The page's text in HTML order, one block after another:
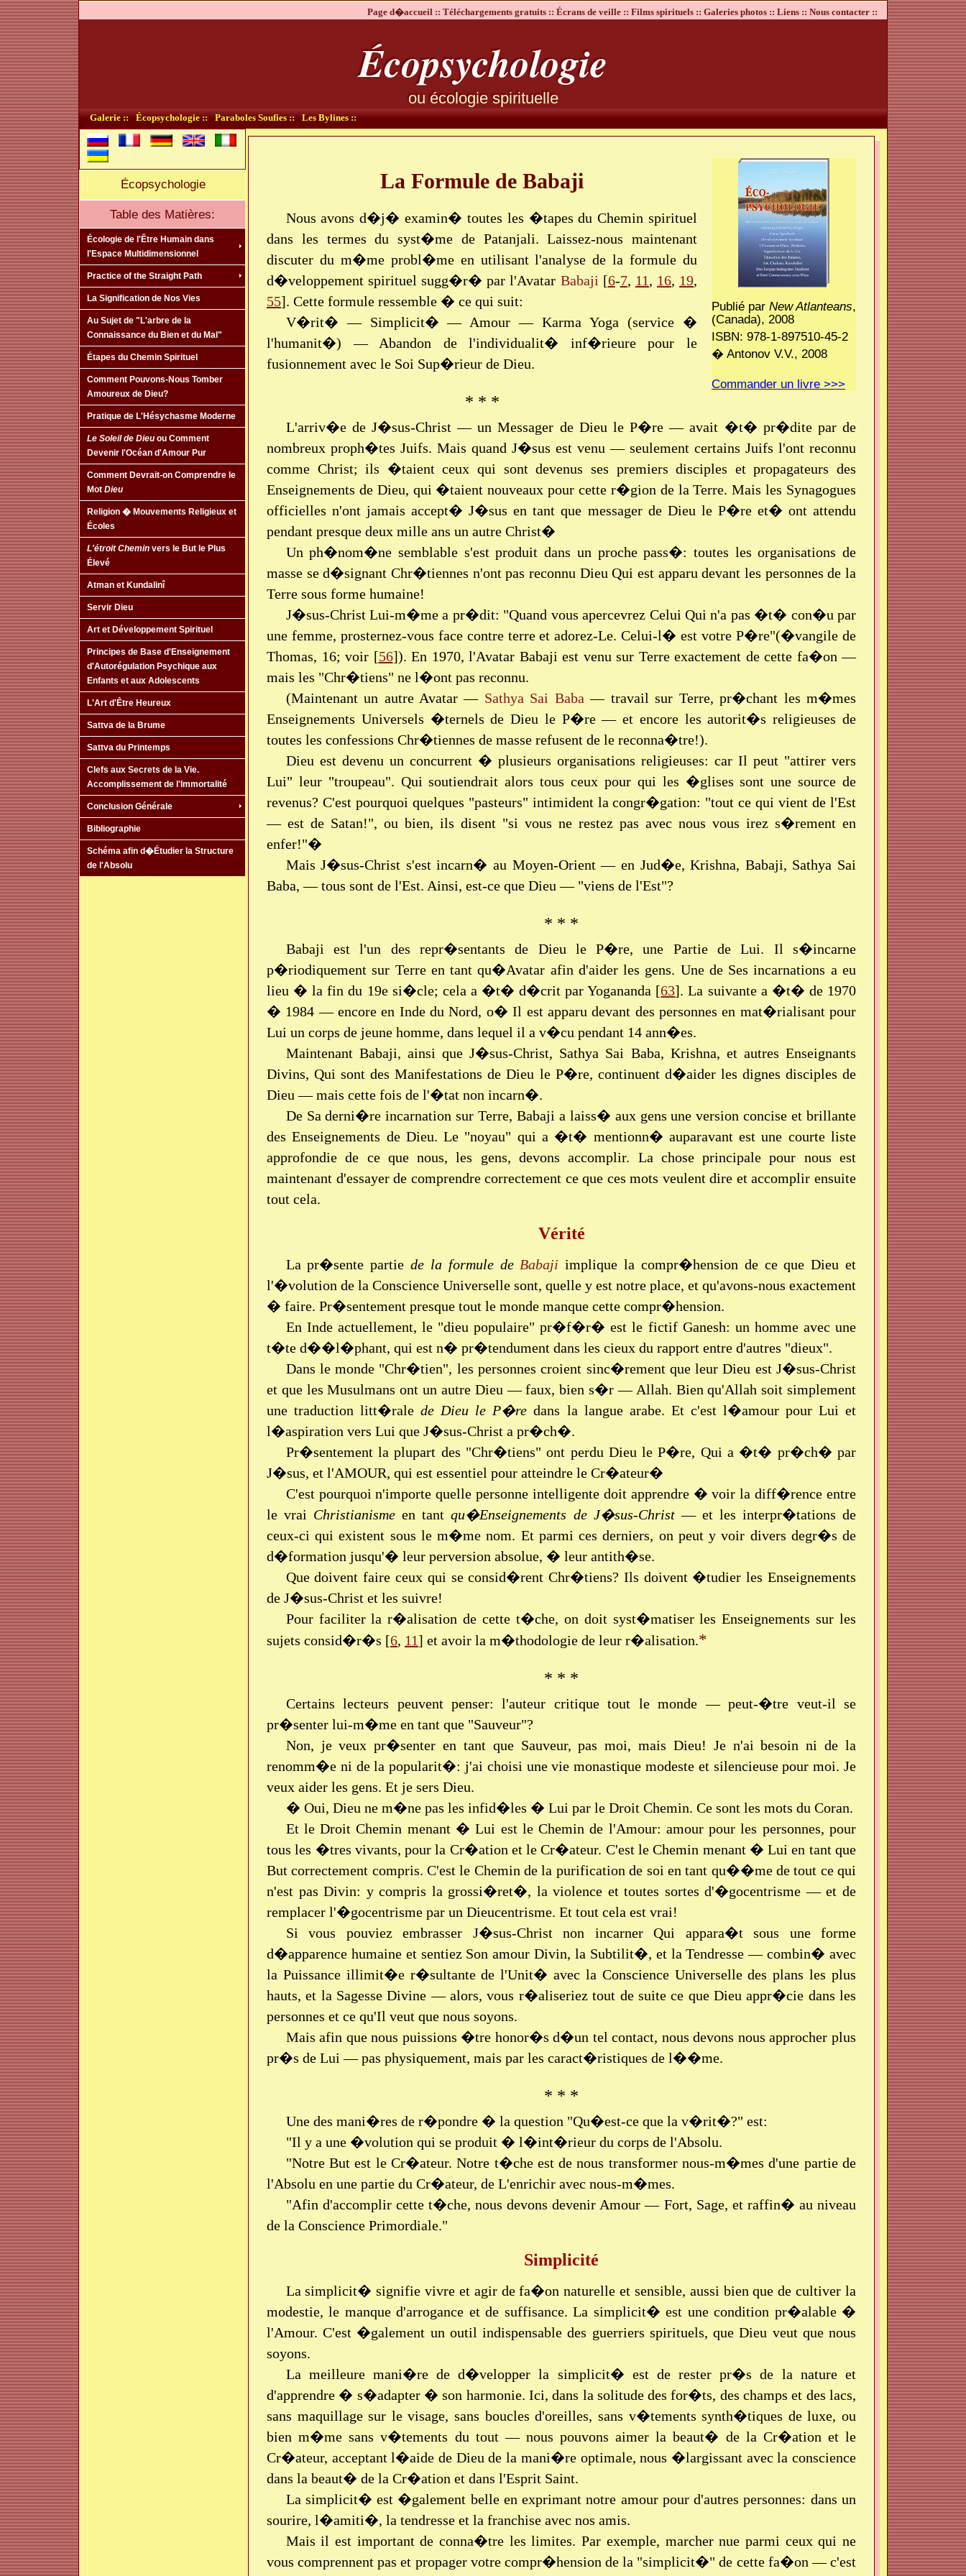
Page d�accueil :: Téléchargements gratuits :: Écrans de veille :: Films spirituels :: Galeries photos :: Liens :: Nous contacter ::
Écopsychologie
ou écologie spirituelle
Galerie :: Écopsychologie :: Paraboles Soufies :: Les Bylines ::
Écopsychologie
Table des Matières:
Écologie de l'Être Humain dans
l'Espace Multidimensionnel
Practice of the Straight Path
La Signification de Nos Vies
Au Sujet de "L'arbre de la
Connaissance du Bien et du Mal"
Étapes du Chemin Spirituel
Comment Pouvons-Nous Tomber
Amoureux de Dieu?
Pratique de L'Hésychasme Moderne
Le Soleil de Dieu ou Comment
Devenir l'Océan d'Amour Pur
Comment Devrait-on Comprendre le
Mot Dieu
Religion � Mouvements Religieux et
Écoles
L'étroit Chemin vers le But le Plus
Élevé
Atman et Kundalinî
Servir Dieu
Art et Développement Spirituel
Principes de Base d'Enseignement
d'Autorégulation Psychique aux
Enfants et aux Adolescents
L'Art d'Être Heureux
Sattva de la Brume
Sattva du Printemps
Clefs aux Secrets de la Vie.
Accomplissement de l'Immortalité
Conclusion Générale
Bibliographie
Schéma afin d�Étudier la Structure
de l'Absolu
Publié par New Atlanteans,
(Canada), 2008
ISBN: 978-1-897510-45-2
� Antonov V.V., 2008
Commander un livre >>>
La Formule de Babaji
Nous avons d�j� examin� toutes les �tapes du Chemin spirituel
dans les termes du syst�me de Patanjali. Laissez-nous maintenant
discuter du m�me probl�me en utilisant l'analyse de la formule du
d�veloppement spirituel sugg�r� par l'Avatar Babaji [6-7, 11, 16, 19,
55]. Cette formule ressemble � ce qui suit:
V�rit� — Simplicit� — Amour — Karma Yoga (service �
l'humanit�) — Abandon de l'individualit� inf�rieure pour le
fusionnement avec le Soi Sup�rieur de Dieu.
* * *
L'arriv�e de J�sus-Christ — un Messager de Dieu le P�re — avait �t� pr�dite par de
nombreux proph�tes Juifs. Mais quand J�sus est venu — seulement certains Juifs l'ont reconnu
comme Christ; ils �taient ceux qui sont devenus ses premiers disciples et propagateurs des
Enseignements de Dieu, qui �taient nouveaux pour cette r�gion de la Terre. Mais les Synagogues
officielles n'ont jamais accept� J�sus en tant que messager de Dieu le P�re et� ont attendu
pendant presque deux mille ans un autre Christ�
Un ph�nom�ne semblable s'est produit dans un proche pass�: toutes les organisations de
masse se d�signant Chr�tiennes n'ont pas reconnu Dieu Qui est apparu devant les personnes de la
Terre sous forme humaine!
J�sus-Christ Lui-m�me a pr�dit: "Quand vous apercevrez Celui Qui n'a pas �t� con�u par
une femme, prosternez-vous face contre terre et adorez-Le. Celui-l� est votre P�re"(�vangile de
Thomas, 16; voir [56]). En 1970, l'Avatar Babaji est venu sur Terre exactement de cette fa�on —
mais les "Chr�tiens" ne l�ont pas reconnu.
(Maintenant un autre Avatar — Sathya Sai Baba — travail sur Terre, pr�chant les m�mes
Enseignements Universels �ternels de Dieu le P�re — et encore les autorit�s religieuses de
toutes les confessions Chr�tiennes de masse refusent de le reconna�tre!).
Dieu est devenu un concurrent � plusieurs organisations religieuses: car Il peut "attirer vers
Lui" leur "troupeau". Qui soutiendrait alors tous ceux pour qui les �glises sont une source de
revenus? C'est pourquoi quelques "pasteurs" intimident la congr�gation: "tout ce qui vient de l'Est
— est de Satan!", ou bien, ils disent "si vous ne restez pas avec nous vous irez s�rement en
enfer!"�
Mais J�sus-Christ s'est incarn� au Moyen-Orient — en Jud�e, Krishna, Babaji, Sathya Sai
Baba, — tous sont de l'Est. Ainsi, est-ce que Dieu — "viens de l'Est"?
* * *
Babaji est l'un des repr�sentants de Dieu le P�re, une Partie de Lui. Il s�incarne
p�riodiquement sur Terre en tant qu�Avatar afin d'aider les gens. Une de Ses incarnations a eu
lieu � la fin du 19e si�cle; cela a �t� d�crit par Yogananda [63]. La suivante a �t� de 1970
� 1984 — encore en Inde du Nord, o� Il est apparu devant des personnes en mat�rialisant pour
Lui un corps de jeune homme, dans lequel il a v�cu pendant 14 ann�es.
Maintenant Babaji, ainsi que J�sus-Christ, Sathya Sai Baba, Krishna, et autres Enseignants
Divins, Qui sont des Manifestations de Dieu le P�re, continuent d�aider les dignes disciples de
Dieu — mais cette fois de l'�tat non incarn�.
De Sa derni�re incarnation sur Terre, Babaji a laiss� aux gens une version concise et brillante
des Enseignements de Dieu. Le "noyau" qui a �t� mentionn� auparavant est une courte liste
approfondie de ce que nous, les gens, devons accomplir. La chose principale pour nous est
maintenant d'essayer de comprendre correctement ce que ces mots veulent dire et accomplir ensuite
tout cela.
Vérité
La pr�sente partiede la formule de Babaji implique la compr�hension de ce que Dieu et
l'�volution de la Conscience Universelle sont, quelle y est notre place, et qu'avons-nous exactement
� faire. Pr�sentement presque tout le monde manque cette compr�hension.
En Inde actuellement, le "dieu populaire" pr�f�r� est le fictif Ganesh: un homme avec une
t�te d��l�phant, qui est n� pr�tendument dans les cieux du rapport entre d'autres "dieux".
Dans le monde "Chr�tien", les personnes croient sinc�rement que leur Dieu est J�sus-Christ
et que les Musulmans ont un autre Dieu — faux, bien s�r — Allah. Bien qu'Allah soit simplement
une traduction litt�ralede Dieu le P�re dans la langue arabe. Et c'est l�amour pour Lui et
l�aspiration vers Lui que J�sus-Christ a pr�ch�.
Pr�sentement la plupart des "Chr�tiens" ont perdu Dieu le P�re, Qui a �t� pr�ch� par
J�sus, et l'AMOUR, qui est essentiel pour atteindre le Cr�ateur�
C'est pourquoi n'importe quelle personne intelligente doit apprendre � voir la diff�rence entre
le vrai Christianisme en tantqu�Enseignements de J�sus-Christ— et les interpr�tations de
ceux-ci qui existent sous le m�me nom. Et parmi ces derniers, on peut y voir divers degr�s de
d�formation jusqu'� leur perversion absolue, � leur antith�se.
Que doivent faire ceux qui se consid�rent Chr�tiens? Ils doivent �tudier les Enseignements
de J�sus-Christ et les suivre!
Pour faciliter la r�alisation de cette t�che, on doit syst�matiser les Enseignements sur les
sujets consid�r�s [6, 11] et avoir la m�thodologie de leur r�alisation.*
* * *
Certains lecteurs peuvent penser: l'auteur critique tout le monde — peut-�tre veut-il se
pr�senter lui-m�me en tant que "Sauveur"?
Non, je veux pr�senter en tant que Sauveur, pas moi, mais Dieu! Je n'ai besoin ni de la
renomm�e ni de la popularit�: j'ai choisi une vie monastique modeste et silencieuse pour moi. Je
veux aider les gens. Et je sers Dieu.
� Oui, Dieu ne m�ne pas les infid�les � Lui par le Droit Chemin. Ce sont les mots du Coran.
Et le Droit Chemin menant � Lui est le Chemin de l'Amour: amour pour les personnes, pour
tous les �tres vivants, pour la Cr�ation et le Cr�ateur. C'est le Chemin menant � Lui en tant que
But correctement compris. C'est le Chemin de la purification de soi en tant qu��me de tout ce qui
n'est pas Divin: y compris la grossi�ret�, la violence et toutes sortes d'�gocentrisme — et de
remplacer l'�gocentrisme par un Dieucentrisme. Et tout cela est vrai!
Si vous pouviez embrasser J�sus-Christ non incarner Qui appara�t sous une forme
d�apparence humaine et sentiez Son amour Divin, la Subtilit�, et la Tendresse — combin� avec
la Puissance illimit�e r�sultante de l'Unit� avec la Conscience Universelle des plans les plus
hauts, et la Sagesse Divine — alors, vous r�aliseriez tout de suite ce que Dieu appr�cie dans les
personnes et ce qu'Il veut que nous soyons.
Mais afin que nous puissions �tre honor�s d�un tel contact, nous devons nous approcher plus
pr�s de Lui — pas physiquement, mais par les caract�ristiques de l��me.
* * *
Une des mani�res de r�pondre � la question "Qu�est-ce que la v�rit�?" est:
"Il y a une �volution qui se produit � l�int�rieur du corps de l'Absolu.
"Notre But est le Cr�ateur. Notre t�che est de nous transformer nous-m�mes d'une partie de
l'Absolu en une partie du Cr�ateur, de L'enrichir avec nous-m�mes.
"Afin d'accomplir cette t�che, nous devons devenir Amour — Fort, Sage, et raffin� au niveau
de la Conscience Primordiale."
Simplicité
La simplicit� signifie vivre et agir de fa�on naturelle et sensible, aussi bien que de cultiver la
modestie, le manque d'arrogance et de suffisance. La simplicit� est une condition pr�alable �
l'Amour. C'est �galement un outil indispensable des guerriers spirituels, que Dieu veut que nous
soyons.
La meilleure mani�re de d�velopper la simplicit� est de rester pr�s de la nature et
d'apprendre � s�adapter � son harmonie. Ici, dans la solitude des for�ts, des champs et des lacs,
sans maquillage sur le visage, sans boucles d'oreilles, sans v�tements synth�tiques de luxe, ou
bien m�me sans v�tements du tout — nous pouvons aimer la beaut� de la Cr�ation et le
Cr�ateur, acceptant l�aide de Dieu de la mani�re optimale, nous �largissant avec la conscience
dans la beaut� de la Cr�ation et dans l'Esprit Saint.
La simplicit� est �galement belle en exprimant notre amour pour d'autres personnes: dans un
sourire, l�amiti�, la tendresse et la franchise avec nos amis.
Mais il est important de conna�tre les limites. Par exemple, marcher nue parmi ceux qui ne
vous comprennent pas et propager votre compr�hension de la "simplicit�" de cette fa�on — c'est